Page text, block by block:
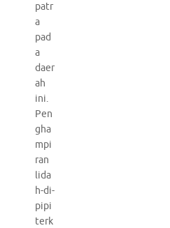
patr
a
pad
a
daer
ah
ini.
Pen
gha
mpi
ran
lida
h-di-
pipi
terk